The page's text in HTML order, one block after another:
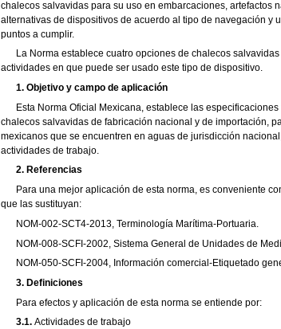
chalecos salvavidas para su uso en embarcaciones, artefactos
alternativas de dispositivos de acuerdo al tipo de navegación y
puntos a cumplir.
La Norma establece cuatro opciones de chalecos
actividades en que puede ser usado este tipo de dispositivo.
1. Objetivo y campo de aplicación
Esta Norma Oficial Mexicana, establece las
chalecos salvavidas de fabricación nacional y de importación,
mexicanos que se encuentren en aguas de jurisdicción
actividades de trabajo.
2. Referencias
Para una mejor aplicación de esta norma, es conveniente
que las sustituyan:
NOM-002-SCT4-2013,Terminología Marítima-Portuaria.
NOM-008-SCFI-2002 Sistema General de Unidades de
NOM-050-SCFI-2004,Información comercial-Etiquetado
3. Definiciones
Para efectos y aplicación de esta norma se entiende por:
3.1. Actividades de trabajo